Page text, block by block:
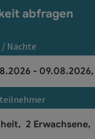
abfragen
Nächte
- 09.08.2026,
und Personenfelder
, 2 Erwachsene,